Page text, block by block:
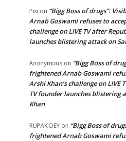
Pixi on “Bigg Boss of drugs”:
Arnab Goswami refuses to
challenge on LIVE TV after
launches blistering attack on
Anonymous on “Bigg Boss of
frightened Arnab Goswami
Arshi Khan’s challenge on LIVE
TV founder launches blistering
Khan
RUPAK DEY on “Bigg Boss of
frightened Arnab Goswami